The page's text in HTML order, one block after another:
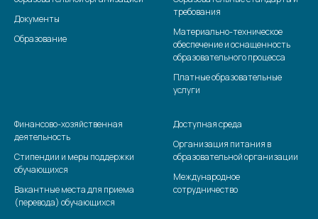
Документы
Образование
требования
Материально-техническое
обеспечение и оснащенность
образовательного процесса
Платные образовательные
услуги
Финансово-хозяйственная
деятельность
Стипендии и меры поддержки
обучающихся
Вакантные места для приема
(перевода) обучающихся
Доступная среда
Организация питания в
образовательной организации
Международное
сотрудничество